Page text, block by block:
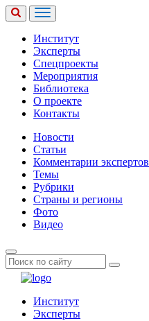
Институт
Эксперты
Спецпроекты
Мероприятия
Библиотека
О проекте
Контакты
Новости
Статьи
Комментарии экспертов
Темы
Рубрики
Страны и регионы
Фото
Видео
Институт
Эксперты